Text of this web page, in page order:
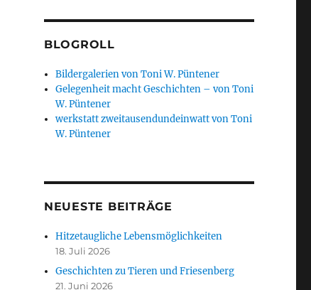
BLOGROLL
Bildergalerien von Toni W. Püntener
Gelegenheit macht Geschichten – von Toni
W. Püntener
werkstatt zweitausendundeinwatt von Toni
W. Püntener
NEUESTE BEITRÄGE
Hitzetaugliche Lebensmöglichkeiten
18. Juli 2026
Geschichten zu Tieren und Friesenberg
21. Juni 2026